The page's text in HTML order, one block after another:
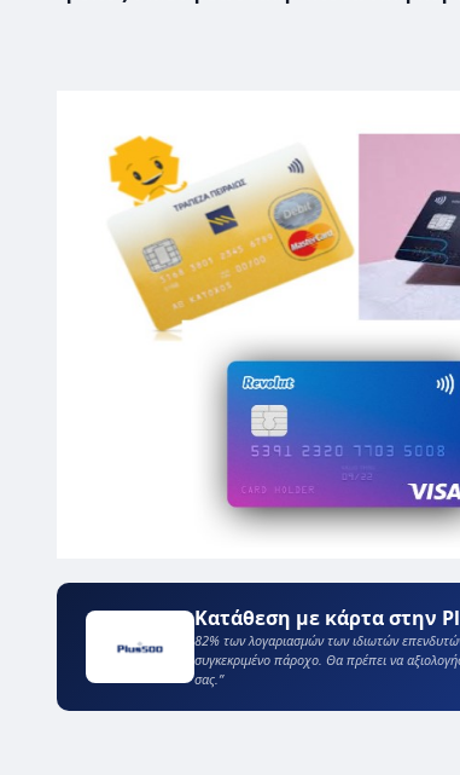
Κατάθεση με κάρτα στην
82% των λογαριασμών των ιδιωτών
συγκεκριμένο πάροχο. Θα πρέπει να
σας.”